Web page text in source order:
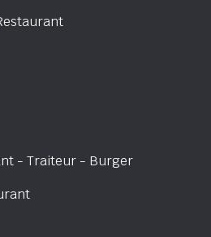
- Traiteur - Burger